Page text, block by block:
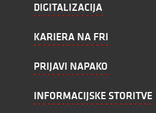
DIGITALIZACIJA
KARIERA NA FRI
PRIJAVI NAPAKO
INFORMACIJSKE STORITVE